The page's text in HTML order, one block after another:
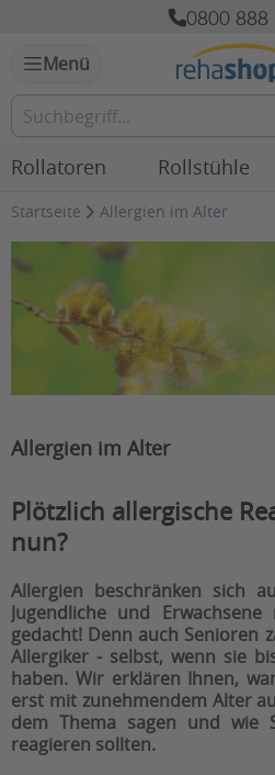
0800 888
Menü
Rollatoren Rollstühle
Startseite Allergien im Alter
Allergien im Alter
Plötzlich allergische
nun?
Allergien beschränken sich
Jugendliche und
gedacht! Denn auch Senioren
Allergiker - selbst, wenn sie
haben. Wir erklären Ihnen,
erst mit zunehmendem Alter
dem Thema sagen und wie
reagieren sollten.